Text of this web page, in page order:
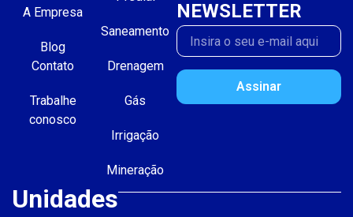
A Empresa
Blog
Contato
Trabalhe
conosco
Saneamento
Drenagem
Gás
Irrigação
Mineração
NEWSLETTER
Assinar
Unidades